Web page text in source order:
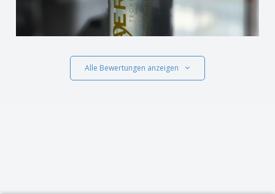
Alle Bewertungen anzeigen